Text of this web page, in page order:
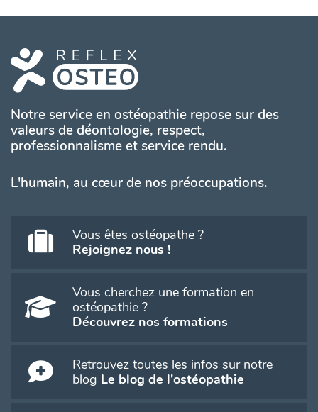
Notre service en ostéopathie repose sur des
valeurs de déontologie, respect,
professionnalisme et service rendu.
L'humain, au cœur de nos préoccupations.
Vous êtes ostéopathe ?
Rejoignez nous !
Vous cherchez une formation en
ostéopathie ?
Découvrez nos formations
Retrouvez toutes les infos sur notre
blog Le blog de l'ostéopathie